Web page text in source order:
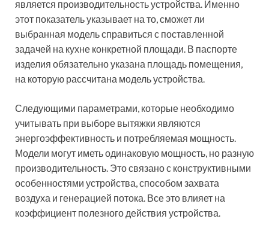
является производительность устройства. Именно
этот показатель указывает на то, сможет ли
выбранная модель справиться с поставленной
задачей на кухне конкретной площади. В паспорте
изделия обязательно указана площадь помещения,
на которую рассчитана модель устройства.
Следующими параметрами, которые необходимо
учитывать при выборе вытяжки являются
энергоэффективность и потребляемая мощность.
Модели могут иметь одинаковую мощность, но разную
производительность. Это связано с конструктивными
особенностями устройства, способом захвата
воздуха и генерацией потока. Все это влияет на
коэффициент полезного действия устройства.